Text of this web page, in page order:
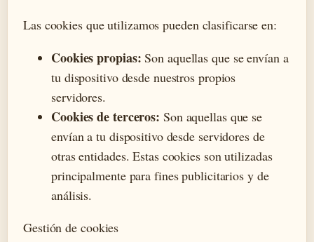
Las cookies que utilizamos pueden clasificarse en:
Cookies propias: Son aquellas que se envían a
tu dispositivo desde nuestros propios
servidores.
Cookies de terceros: Son aquellas que se
envían a tu dispositivo desde servidores de
otras entidades. Estas cookies son utilizadas
principalmente para fines publicitarios y de
análisis.
Gestión de cookies